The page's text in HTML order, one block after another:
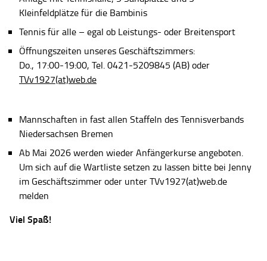
Kleinfeldplätze für die Bambinis
Tennis für alle – egal ob Leistungs- oder Breitensport
Öffnungszeiten unseres Geschäftszimmers:
Do., 17:00-19:00, Tel. 0421-5209845 (AB) oder
TVv1927(at)web.de
Mannschaften in fast allen Staffeln des Tennisverbands
Niedersachsen Bremen
Ab Mai 2026 werden wieder Anfängerkurse angeboten.
Um sich auf die Wartliste setzen zu lassen bitte bei Jenny
im Geschäftszimmer oder unter TVv1927(at)web.de
melden
Viel Spaß!